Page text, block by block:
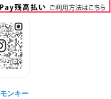
モンキー